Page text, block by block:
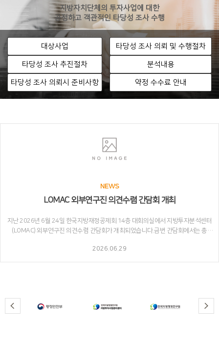
지방자치단체의 투자사업에 대한
공정하고 객관적인 타당성 조사 수행
대상사업 타당성 조사 의뢰 및 수행절차
타당성 조사 추진절차 분석내용
타당성 조사 의뢰시 준비사항 약정 수수료 안내
NEWS
LOMAC 외부연구진 의견수렴 간담회 개최
지난 2026년 6월 24일 한국지방재정공제회 14층 대회의실에서 지방투자분석센터
(LOMAC) 외부연구진 의견수렴 간담회가 개최되었습니다.금번 간담회에서는 총
합리성을 제고하기 위한 쟁점별 개선사항에 대해 깊이 있는 의견을 나누었습니다.
(이가건축), 서상원 대표(영우피엠디), 임선 대표(반석피엠씨), 임채성 대표
(위드엘씨에스)
2026.06.29